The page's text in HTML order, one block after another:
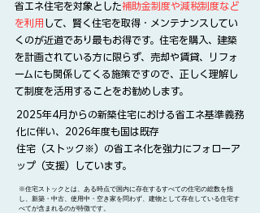
省エネ住宅を対象とした補助金制度や減税制度など
を利用
して、賢く住宅を取得・メンテナンスしてい
くのが近道であり最もお得です。住宅を購入、建築
を計画されている方に限らず、売却や賃貸、リフォ
ームにも関係してくる施策ですので、 正しく理解し
て制度を活用することをお勧めします。
2025年4月からの新築住宅における省エネ基準義務
化に伴い、2026年度も国は既存
住宅（ストック※）の省エネ化を強力にフォローア
ップ（支援）しています。
※住宅ストックとは、ある時点で国内に存在するすべての住宅の総数を指
し、新築・中古、使用中・空き家を問わず、建物として存在している住宅す
べてが含まれるのが特徴です。